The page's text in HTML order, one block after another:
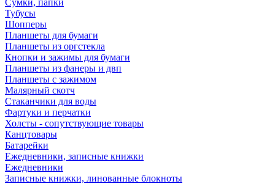
Сумки, папки
Тубусы
Шопперы
Планшеты для бумаги
Планшеты из оргстекла
Кнопки и зажимы для бумаги
Планшеты из фанеры и двп
Планшеты с зажимом
Малярный скотч
Стаканчики для воды
Фартуки и перчатки
Холсты - сопутствующие товары
Канцтовары
Батарейки
Ежедневники, записные книжки
Ежедневники
Записные книжки, линованные блокноты